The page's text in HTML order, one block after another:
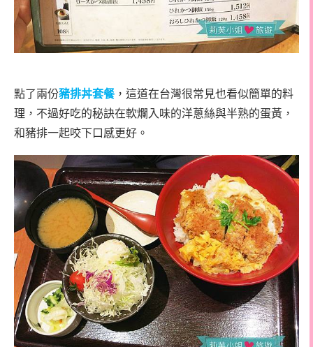
點了兩份豬排丼套餐，這道在台灣很常見也看似簡單的料
理，不過好吃的秘訣在軟爛入味的洋蔥絲與半熟的蛋黃，
和豬排一起咬下口感更好。